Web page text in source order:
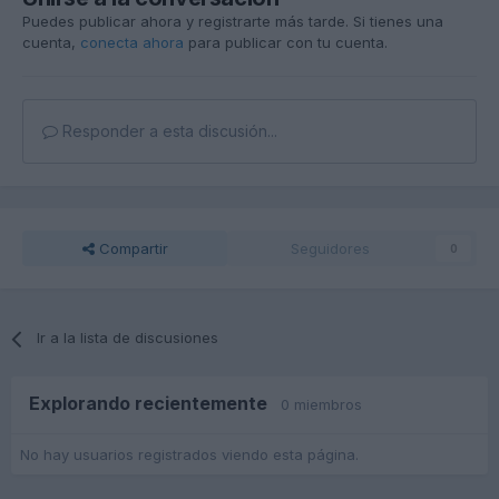
Puedes publicar ahora y registrarte más tarde. Si tienes una
cuenta, conecta ahora para publicar con tu cuenta.
Responder a esta discusión...
Compartir Seguidores 0
Ir a la lista de discusiones
Explorando recientemente 0 miembros
No hay usuarios registrados viendo esta página.